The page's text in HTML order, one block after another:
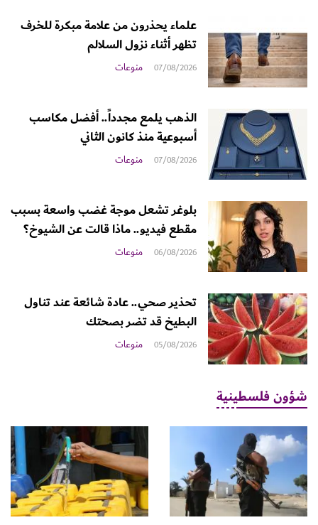
علماء يحذرون من علامة مبكرة للخرف
تظهر أثناء نزول السلالم
07/08/2026 منوعات
الذهب يلمع مجدداً.. أفضل مكاسب
أسبوعية منذ كانون الثاني
07/08/2026 منوعات
بلوغر تشعل موجة غضب واسعة بسبب
مقطع فيديو.. ماذا قالت عن الشيوخ؟
06/08/2026 منوعات
تحذير صحي.. عادة شائعة عند تناول
البطيخ قد تضر بصحتك
05/08/2026 منوعات
شؤون فلسطينية